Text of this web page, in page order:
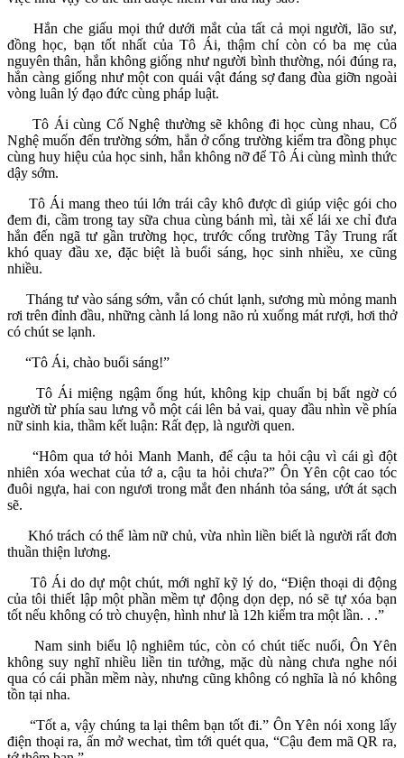
Hắn che giấu mọi thứ dưới mắt của tất cả mọi người, lão sư,
đồng học, bạn tốt nhất của Tô Ái, thậm chí còn có ba mẹ của
nguyên thân, hắn không giống như người bình thường, nói đúng ra,
hắn càng giống như một con quái vật đáng sợ đang đùa giỡn ngoài
vòng luân lý đạo đức cùng pháp luật.
Tô Ái cùng Cố Nghệ thường sẽ không đi học cùng nhau, Cố
Nghệ muốn đến trường sớm, hắn ở cổng trường kiểm tra đồng phục
cùng huy hiệu của học sinh, hắn không nỡ để Tô Ái cùng mình thức
dậy sớm.
Tô Ái mang theo túi lớn trái cây khô được dì giúp việc gói cho
đem đi, cầm trong tay sữa chua cùng bánh mì, tài xế lái xe chỉ đưa
hắn đến ngã tư gần trường học, trước cổng trường Tây Trung rất
khó quay đầu xe, đặc biệt là buổi sáng, học sinh nhiều, xe cũng
nhiều.
Tháng tư vào sáng sớm, vẫn có chút lạnh, sương mù mỏng manh
rơi trên đỉnh đầu, những cành lá long não rủ xuống mát rượi, hơi thở
có chút se lạnh.
“Tô Ái, chào buổi sáng!”
Tô Ái miệng ngậm ống hút, không kịp chuẩn bị bất ngờ có
người từ phía sau lưng vỗ một cái lên bả vai, quay đầu nhìn về phía
nữ sinh kia, thầm kết luận: Rất đẹp, là người quen.
“Hôm qua tớ hỏi Manh Manh, để cậu ta hỏi cậu vì cái gì đột
nhiên xóa wechat của tớ a, cậu ta hỏi chưa?” Ôn Yên cột cao tóc
đuôi ngựa, hai con ngươi trong mắt đen nhánh tỏa sáng, ướt át sạch
sẽ.
Khó trách có thể làm nữ chủ, vừa nhìn liền biết là người rất đơn
thuần thiện lương.
Tô Ái do dự một chút, mới nghĩ kỹ lý do, “Điện thoại di động
của tôi thiết lập một phần mềm tự động dọn dẹp, nó sẽ tự xóa bạn
tốt nếu không có trò chuyện, hình như là 12h kiểm tra một lần. . .”
Nam sinh biểu lộ nghiêm túc, còn có chút tiếc nuối, Ôn Yên
không suy nghĩ nhiều liền tin tưởng, mặc dù nàng chưa nghe nói
qua có cái phần mềm này, nhưng cũng không có nghĩa là nó không
tồn tại nha.
“Tốt a, vậy chúng ta lại thêm bạn tốt đi.” Ôn Yên nói xong lấy
điện thoại ra, ấn mở wechat, tìm tới quét qua, “Cậu đem mã QR ra,